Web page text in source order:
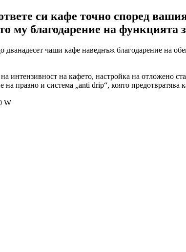
си кафе точно според
му благодарение на функцията
чаши кафе наведнъж благодарение на
интензивност на кафето, настройка на отложено
празно и система „anti drip“, която
W